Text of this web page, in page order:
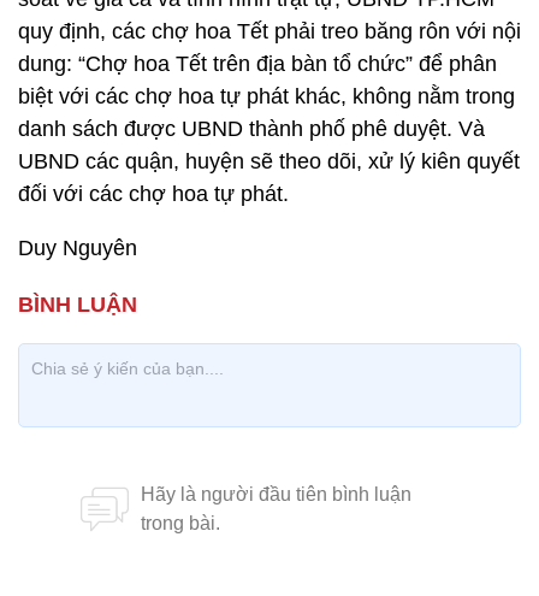
quy định, các chợ hoa Tết phải treo băng rôn với nội
dung: “Chợ hoa Tết trên địa bàn tổ chức” để phân
biệt với các chợ hoa tự phát khác, không nằm trong
danh sách được UBND thành phố phê duyệt. Và
UBND các quận, huyện sẽ theo dõi, xử lý kiên quyết
đối với các chợ hoa tự phát.
Duy Nguyên